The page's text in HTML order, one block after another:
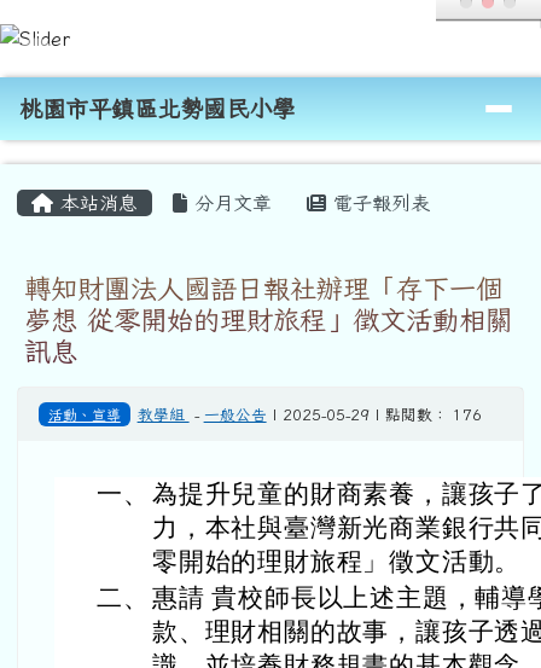
跳至主內容區
桃園市平鎮區北勢國民小學
導覽列
桃園市平鎮區北勢國民小學
本站消息 分月文章 電子報列表
轉知財團法人國語日報社辦理「存下一個
夢想 從零開始的理財旅程」徵文活動相關
訊息
活動、宣導 教學組 - 一般公告 | 2025-05-29 | 點閱數： 176
一、 為提升兒童的財商素養，讓孩子
力，本社與臺灣新光商業銀行共
零開始的理財旅程」徵文活動。
二、 惠請 貴校師長以上述主題，輔導
款、理財相關的故事，讓孩子透